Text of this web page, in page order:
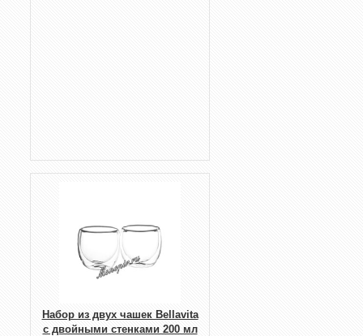
Набор из двух чашек Bellavita
с двойными стенками 200 мл